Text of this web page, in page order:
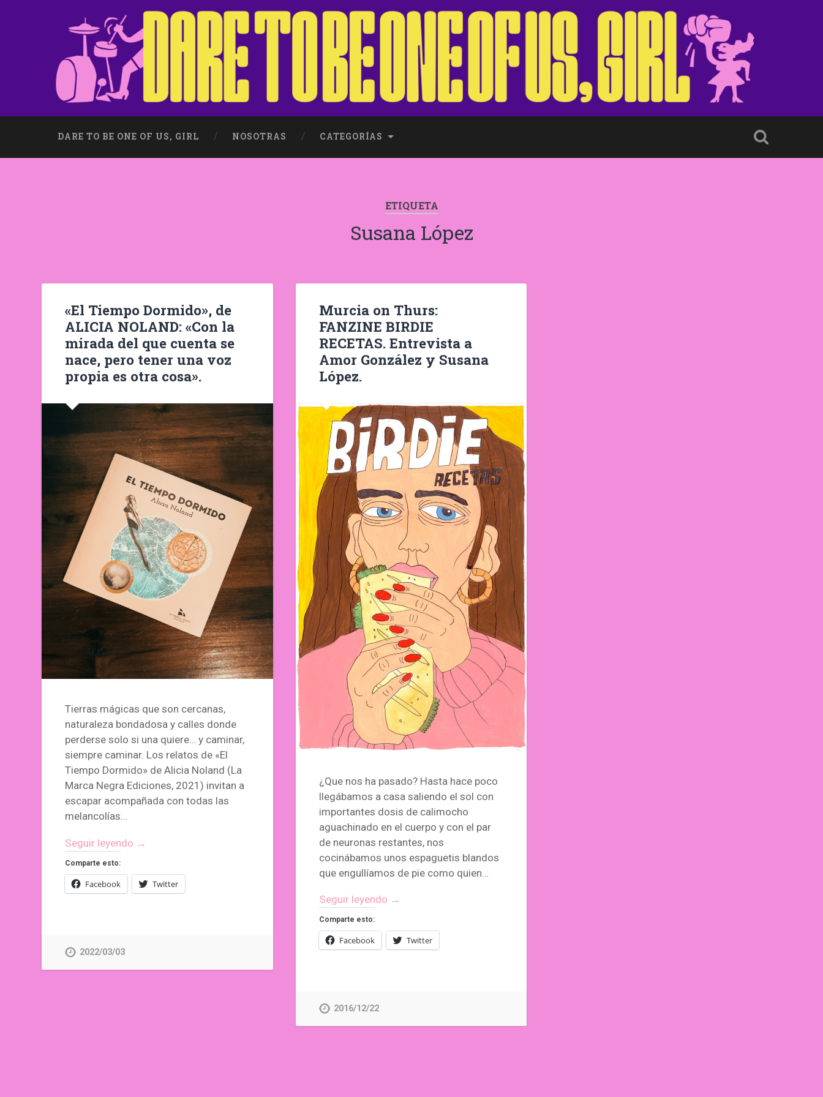
DARE TO BE ONE OF US, GIRL NOSOTRAS CATEGORÍAS
ETIQUETA
Susana López
«El Tiempo Dormido», de
ALICIA NOLAND: «Con la
mirada del que cuenta se
nace, pero tener una voz
propia es otra cosa».
Tierras mágicas que son cercanas,
naturaleza bondadosa y calles donde
perderse solo si una quiere… y caminar,
siempre caminar. Los relatos de «El
Tiempo Dormido» de Alicia Noland (La
Marca Negra Ediciones, 2021) invitan a
escapar acompañada con todas las
melancolías…
Seguir leyendo →
Comparte esto:
Facebook Twitter
2022/03/03
Murcia on Thurs:
FANZINE BIRDIE
RECETAS. Entrevista a
Amor González y Susana
López.
¿Que nos ha pasado? Hasta hace poco
llegábamos a casa saliendo el sol con
importantes dosis de calimocho
aguachinado en el cuerpo y con el par
de neuronas restantes, nos
cocinábamos unos espaguetis blandos
que engullíamos de pie como quien…
Seguir leyendo →
Comparte esto:
Facebook Twitter
2016/12/22